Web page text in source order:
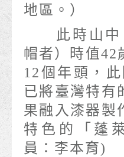
地區。）
此時山中
帽者）時值42
12個年頭，
已將臺灣特有
果融入漆器製
特色的「蓬
員：李本育)